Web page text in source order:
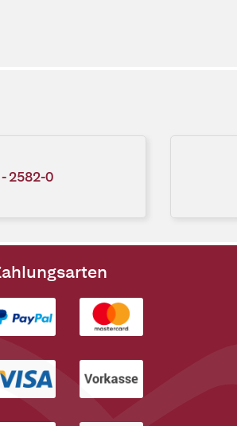
2582-0